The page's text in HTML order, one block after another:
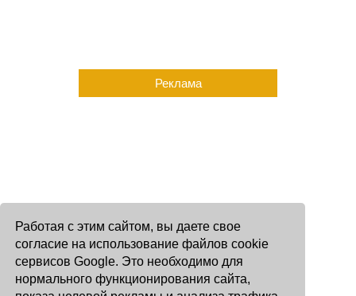
Работая с этим сайтом, вы даете свое
согласие на использование файлов cookie
сервисов Google. Это необходимо для
нормального функционирования сайта,
Реклама